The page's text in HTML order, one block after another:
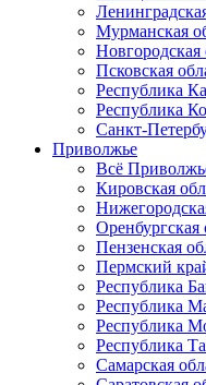
Мурманская
Новгородская
Псковская
Республика
Республика
Санкт-
Приволжье
Всё
Кировская
Оренбургская
Пензенская
Пермский
Республика
Республика
Республика
Республика
Самарская